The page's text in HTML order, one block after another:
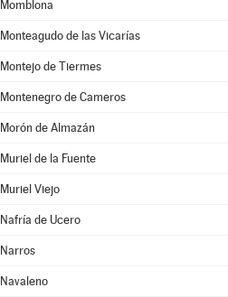
Momblona
Monteagudo de las Vicarías
Montejo de Tiermes
Montenegro de Cameros
Morón de Almazán
Muriel de la Fuente
Muriel Viejo
Nafría de Ucero
Narros
Navaleno